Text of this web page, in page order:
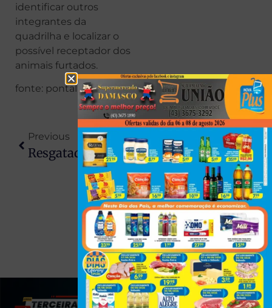
identificar outros
integrantes da
quadrilha e localizar o
possível receptador dos
animais furtados.
fonte: pontal news
Previous
Resgatado Em Goiás, Menino De 9 Anos Dormia Em Tapete De Banheiro E Era Agredido Com Fios
Next
Motorista Perde Controle, Bate Em Barranco E Fica Ferida Na PR-454 Entre Astorga E Jaguapitã
(43) 991545950